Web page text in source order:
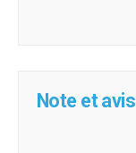
Note et avis